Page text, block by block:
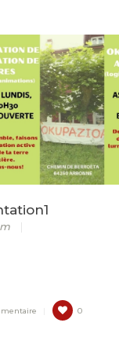
SOUTENIR!
/ BLOG
0